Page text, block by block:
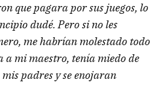
que pagara por sus juegos, lo
dudé. Pero si no les
me habrían molestado todo
a mi maestro, tenía miedo de
padres y se enojaran